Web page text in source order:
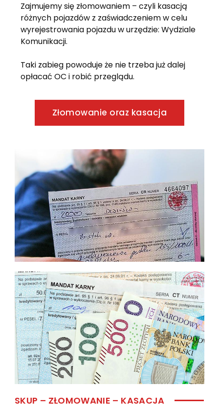
Zajmujemy się złomowaniem – czyli kasacją
różnych pojazdów z zaświadczeniem w celu
wyrejestrowania pojazdu w urzędzie: Wydziale
Komunikacji.
Taki zabieg powoduje że nie trzeba już dalej
opłacać OC i robić przeglądu.
Złomowanie oraz kasacja
SKUP – ZŁOMOWANIE – KASACJA